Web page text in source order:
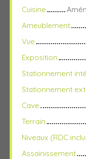
Cuisine
Ameublement
Vue
Exposition
Stationnement
Stationnement
Cave
Terrain
Niveaux (RDC
Assainissement